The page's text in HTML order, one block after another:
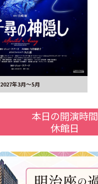
2027年3月～5月
本日の開演時間
休館日